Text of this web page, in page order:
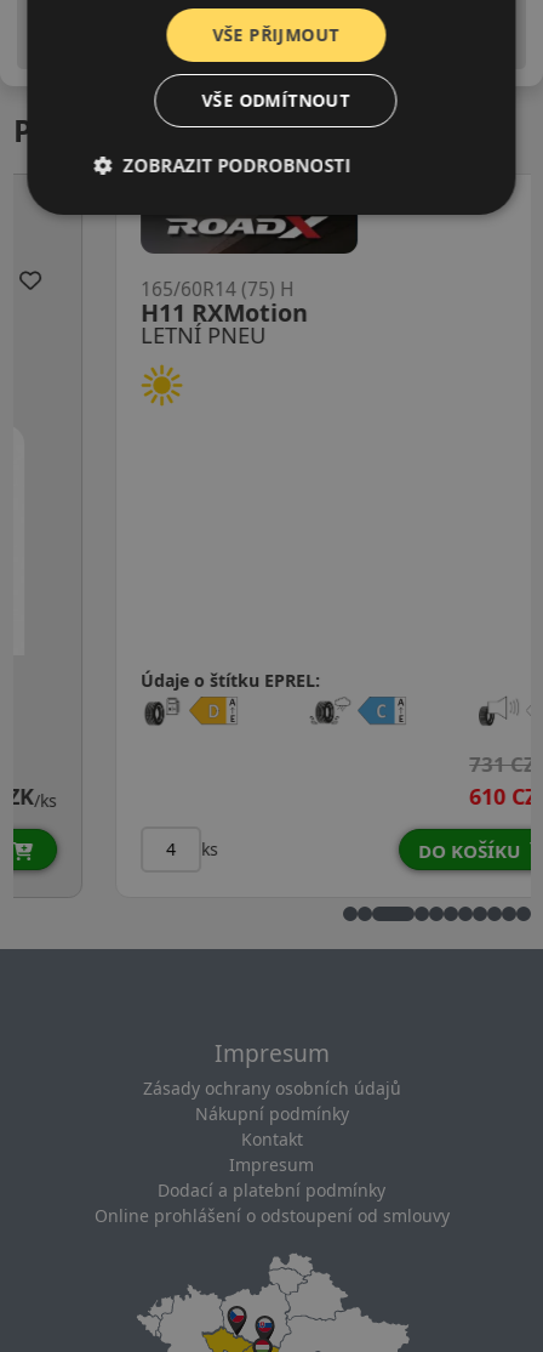
informativního charakteru. Mohou být dodány pneumatiky
is EU štítky ve smyslu dosud platné (předchozí) legislativy.
Podobné produkty
LETNÍ PNEU
H11 RXMotion
165/60R14 (75) H
Údaje o štítku EPREL:
/ks
DO KOŠÍKU
Impresum
Zásady ochrany osobních údajů
Nákupní podmínky
Kontakt
Impresum
Dodací a platební podmínky
Online prohlášení o odstoupení od smlouvy
VŠE PŘIJMOUT
VŠE ODMÍTNOUT
ZOBRAZIT PODROBNOSTI